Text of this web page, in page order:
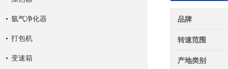
氩气净化器
打包机
变速箱
品牌
转速范围
产地类别